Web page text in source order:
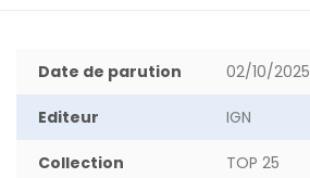
Date de parution 02/10/2025
Editeur IGN
Collection TOP 25